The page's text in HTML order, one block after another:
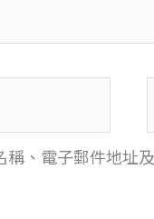
稱、電子郵件地址